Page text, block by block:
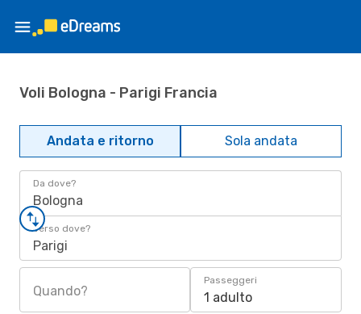
Voli Bologna - Parigi Francia
Andata e ritorno Sola andata
Da dove?
Bologna
Verso dove?
Parigi
Quando?
Passeggeri
1 adulto